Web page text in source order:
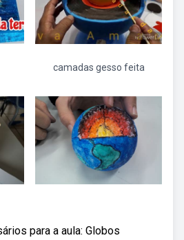
camadas gesso feita
para a aula: Globos